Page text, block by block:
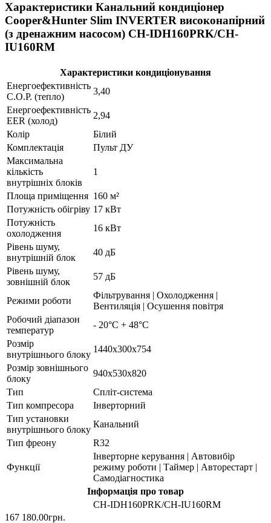
Характеристики Канальний кондиціонер
Cooper&Hunter Slim INVERTER високонапірний
(з дренажним насосом) CH-IDH160PRK/CH-
IU160RM
Характеристики кондиціонування
Енергоефективність
C.O.P. (тепло)
3,40
Енергоефективність
EER (холод)
2,94
Колір
Білий
Комплектація
Пульт ДУ
Максимальна
кількість
внутрішніх блоків
1
Площа приміщення 160 м²
Потужність обігріву 17 кВт
Потужність
охолодження
16 кВт
Рівень шуму,
внутрішній блок
40 дБ
Рівень шуму,
зовнішній блок
57 дБ
Режими роботи
Фільтрування | Охолодження |
Вентиляція | Осушення повітря
Робочий діапазон
температур
- 20°С + 48°С
Розмір
внутрішнього блоку
1440х300х754
Розмір зовнішнього
блоку
940х530х820
Тип
Спліт-система
Тип компресора
Інверторний
Тип установки
внутрішнього блоку
Канальний
Тип фреону
R32
Функції
Інверторне керування | Автовибір
режиму роботи | Таймер | Авторестарт |
Самодіагностика
Інформація про товар
CH-IDH160PRK/CH-IU160RM
167 180.00грн.